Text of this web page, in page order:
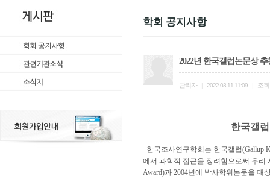
학회 공지사항
2022년 한국갤럽논문상
관리자 2022.03.11 11:09 조회
한국갤
한국조사연구학회는 한국갤럽(Gallup
에서 과학적 접근을 장려함으로써 우리
Award)과 2004년에 박사학위논문을 대